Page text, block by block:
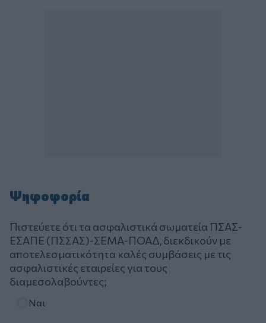
Ψηφοφορία
Πιστεύετε ότι τα ασφαλιστικά σωματεία ΠΣΑΣ-
ΕΣΑΠΕ (ΠΣΣΑΣ)-ΣΕΜΑ-ΠΟΑΔ, διεκδικούν με
αποτελεσματικότητα καλές συμβάσεις με τις
ασφαλιστικές εταιρείες για τους
διαμεσολαβούντες;
Ναι